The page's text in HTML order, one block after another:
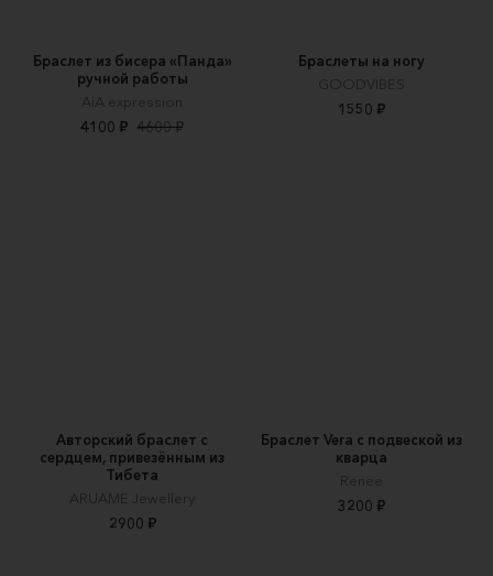
Браслет из бисера «Панда»
ручной работы
AiA expression
4100 ₽ 4600 ₽
Браслеты на ногу
GOODVIBES
1550 ₽
Авторский браслет с
сердцем, привезённым из
Тибета
ARUAME Jewellery
2900 ₽
Браслет Vera с подвеской из
кварца
Renee
3200 ₽